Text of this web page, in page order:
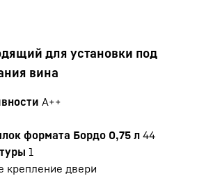
для установки под
вина
A++
формата Бордо 0,75 л 44
1
крепление двери